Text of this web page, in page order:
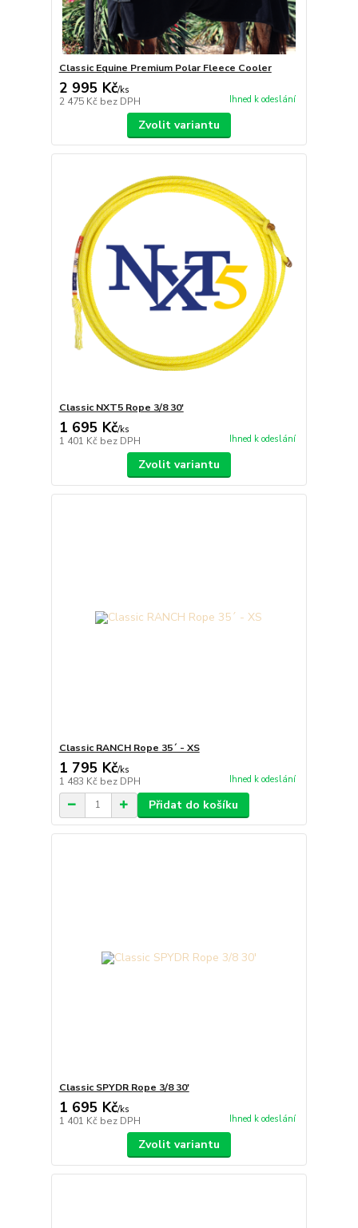
Classic Equine Premium Polar Fleece Cooler
2 995 Kč/ks
2 475 Kč bez DPH Ihned k odeslání
Zvolit variantu
Classic NXT5 Rope 3/8 30'
1 695 Kč/ks
1 401 Kč bez DPH Ihned k odeslání
Zvolit variantu
Classic RANCH Rope 35´ - XS
1 795 Kč/ks
1 483 Kč bez DPH Ihned k odeslání
Přidat do košíku
Classic SPYDR Rope 3/8 30'
1 695 Kč/ks
1 401 Kč bez DPH Ihned k odeslání
Zvolit variantu